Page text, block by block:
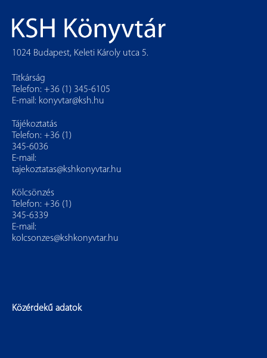
1024 Budapest, Keleti Károly utca 5.
Titkárság
Telefon: +36 (1) 345-6105
E-mail: konyvtar@ksh.hu
Tájékoztatás
Telefon: +36 (1)
345-6036
E-mail:
tajekoztatas@kshkonyvtar.hu
Kölcsönzés
Telefon: +36 (1)
345-6339
E-mail:
kolcsonzes@kshkonyvtar.hu
Közérdekű adatok